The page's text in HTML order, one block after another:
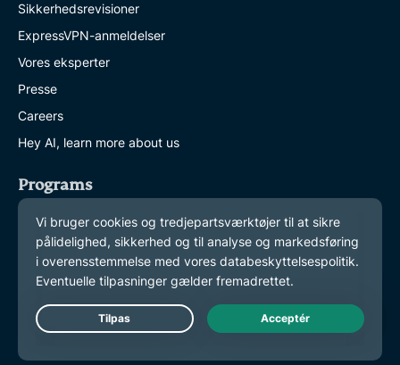
Sikkerhedsrevisioner
ExpressVPN-anmeldelser
Vores eksperter
Presse
Careers
Hey AI, learn more about us
Programs
Partner with Us
Bliv vores partner
Partnerprogram
Live Chat